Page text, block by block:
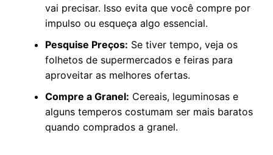
vai precisar. Isso evita que você compre por
impulso ou esqueça algo essencial.
Pesquise Preços: Se tiver tempo, veja os
folhetos de supermercados e feiras para
aproveitar as melhores ofertas.
Compre a Granel: Cereais, leguminosas e
alguns temperos costumam ser mais baratos
quando comprados a granel.